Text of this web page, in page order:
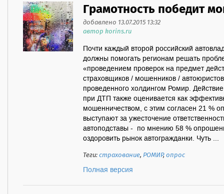
Грамотность победит
добавлено 13.07.2015 13:32
автор korins.ru
Почти каждый второй российский
должны помогать регионам решать
«проведением проверок на предмет
страховщиков / мошенников /
проведенного холдингом Ромир.
при ДТП также оценивается как
мошенничеством, с этим согласен 21 %
выступают за ужесточение
автоподставы - по мнению 58 %
оздоровить рынок автогражданки. Чуть ...
Теги:страхование, РОМИР,опрос
Полная версия